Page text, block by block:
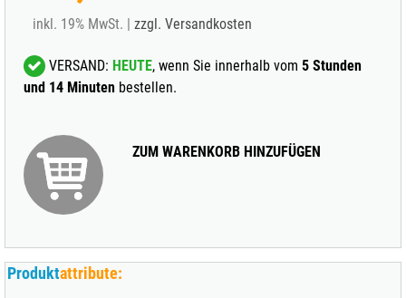
inkl. 19% MwSt. | zzgl. Versandkosten
VERSAND: HEUTE, wenn Sie innerhalb vom 5 Stunden
und 14 Minuten bestellen.
ZUM WARENKORB HINZUFÜGEN
Produktattribute: